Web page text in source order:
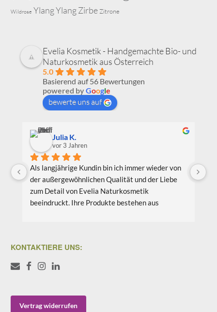
Wildrose Ylang YlangZirbe Zitrone
Evelia Kosmetik - Handgemachte Bio- und
Naturkosmetik aus Österreich
5.0
Basierend auf 56 Bewertungen
powered byGoogle
bewerte uns auf
Julia K.
vor 3 Jahren
Als langjährige Kundin bin ich immer wieder von
der außergewöhnlichen Qualität und der Liebe
zum Detail von Evelia Naturkosmetik
beeindruckt. Ihre Produkte bestehen aus
Lieblingsprodukte sind das Gesichtsöl Teebaum
Weide und das Aloe Vera Splash Bio.
Naturkosmetikprodukte für Nachhaltigkeit und
Umweltschutz. Sie setzen sich aktiv dafür ein,
KONTAKTIERE UNS:
Vertrag widerrufen